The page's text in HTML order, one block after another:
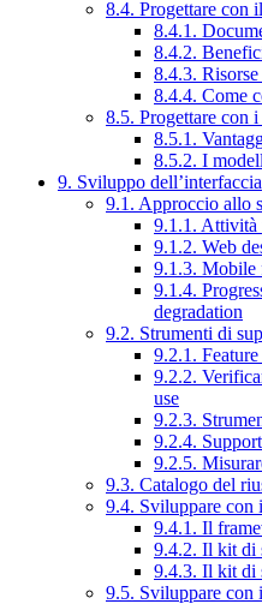
8.4. Progettare con
8.4.1.
8.4.2.
8.4.3.
8.4.4. Come
8.5. Progettare con
8.5.1.
8.5.2. I
9. Sviluppo dell’interfaccia
9.1. Approccio allo
9.1.1. Attività
9.1.2. Web
9.1.3. Mobile
9.1.4.
degradation
9.2. Strumenti di
9.2.1.
9.2.2.
use
9.2.3.
9.2.4.
9.2.5.
9.3. Catalogo del
9.4. Sviluppare con
9.4.1. Il
9.4.2. Il kit di
9.4.3. Il kit di
9.5. Sviluppare con